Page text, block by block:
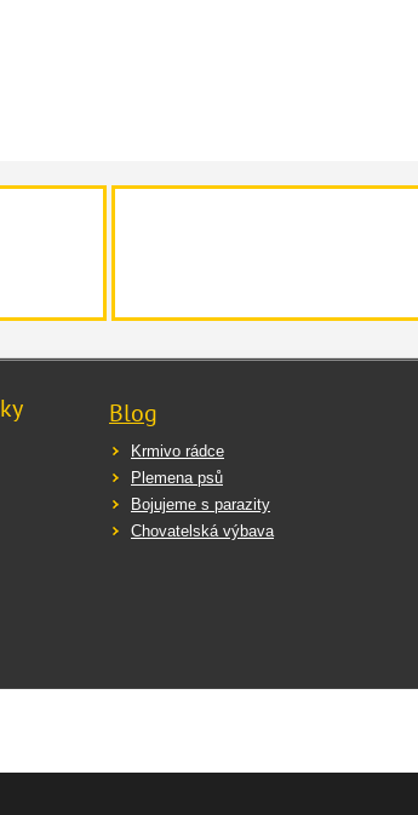
Blog
Krmivo rádce
Plemena psů
Bojujeme s parazity
Chovatelská výbava